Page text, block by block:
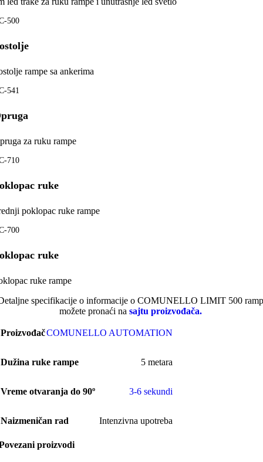
500
rampe sa ankerima
541
za ruku rampe
710
ruke
poklopac ruke rampe
700
ruke
ruke rampe
specifikacije o informacije o COMUNELLO LIMIT 500
možete pronaći na sajtu proizvođača.
ProizvođačCOMUNELLO AUTOMATION
Dužina ruke rampe 5 metara
Vreme otvaranja do 90º 3-6 sekundi
Naizmeničan rad Intenzivna upotreba
proizvodi